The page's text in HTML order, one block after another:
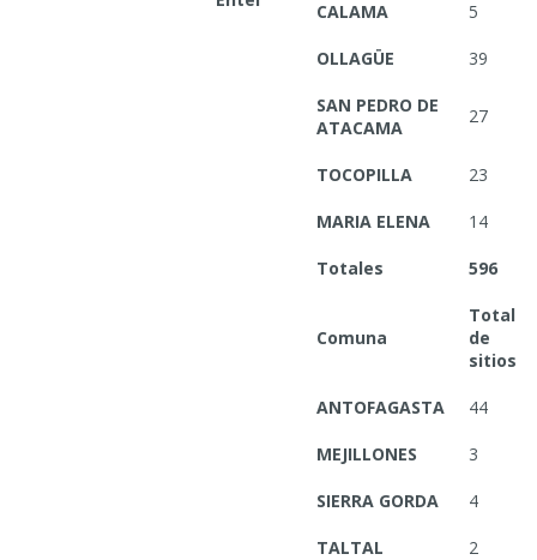
CALAMA 5
OLLAGÜE 39
SAN PEDRO DE
ATACAMA
27
TOCOPILLA 23
MARIA ELENA 14
Totales 596
Comuna
Total
de
sitios
ANTOFAGASTA 44
MEJILLONES 3
SIERRA GORDA 4
TALTAL 2